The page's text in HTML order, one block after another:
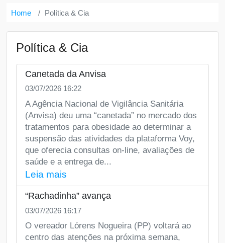
Home Política & Cia
Política & Cia
Canetada da Anvisa
03/07/2026 16:22
A Agência Nacional de Vigilância Sanitária
(Anvisa) deu uma “canetada” no mercado dos
tratamentos para obesidade ao determinar a
suspensão das atividades da plataforma Voy,
que oferecia consultas on-line, avaliações de
saúde e a entrega de...
Leia mais
“Rachadinha” avança
03/07/2026 16:17
O vereador Lórens Nogueira (PP) voltará ao
centro das atenções na próxima semana,